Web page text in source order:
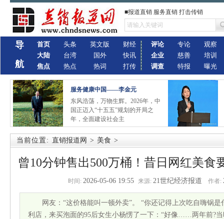
■报道直销 服务直销 打击传销
导
航
首页
大陆
焦点
头条
台湾
热点
英文版
国外
热词
财经
快讯
打传
评论
企业
调查
专论
慈善
特报
观察
培训
曝光
服务健康中国——李金元
东风浩荡，万物生辉。2026年，中
国正迈入“十五五”规划的开局之
年，全面建设社会主
当前位置: 直销报道网 > 美食 >
曾10分钟售出500万桶！昔日网红美食
时间: 2026-05-06 19:55 来源: 21世纪经济报道 作者:
网友：“这价格能叫一顿外卖”。 “你还记得上次吃自嗨锅
利店，来买泡面的95后女生小杨愣了一下：“好像……两年前?